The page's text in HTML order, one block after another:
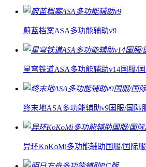
蔚蓝档案ASA多功能辅助v9
星穹铁道ASA多功能辅助v14国服/
终末地ASA多功能辅助v9国服/国际
异环KoKoMi多功能辅助国服/国际服